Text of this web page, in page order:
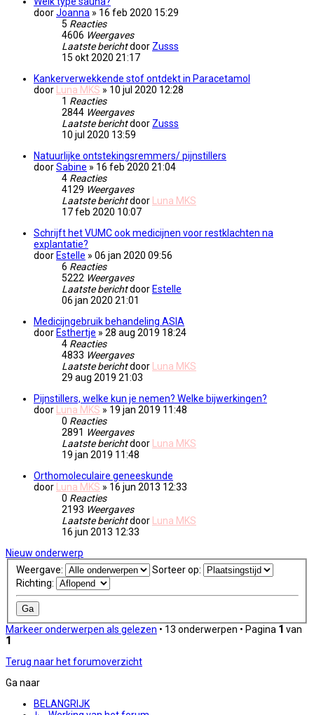
doorJoanna » 16 feb 2020 15:29
5 Reacties
4606 Weergaves
Laatste berichtdoor Zusss
15 okt 2020 21:17
Kankerverwekkende stof ontdekt in Paracetamol
door
Luna MKS » 10 jul 2020 12:28
1 Reacties
2844 Weergaves
Laatste berichtdoor Zusss
10 jul 2020 13:59
Natuurlijke ontstekingsremmers/ pijnstillers
doorSabine » 16 feb 2020 21:04
4 Reacties
4129 Weergaves
Laatste berichtdoor
Luna MKS
17 feb 2020 10:07
Schrijft het VUMC ook medicijnen voor restklachten na
explantatie?
door Estelle » 06 jan 2020 09:56
6 Reacties
5222 Weergaves
Laatste berichtdoor Estelle
06 jan 2020 21:01
Medicijngebruik behandeling ASIA
door Esthertje » 28 aug 2019 18:24
4 Reacties
4833 Weergaves
Laatste berichtdoor
Luna MKS
29 aug 2019 21:03
Pijnstillers, welke kun je nemen? Welke bijwerkingen?
door
Luna MKS » 19 jan 2019 11:48
0 Reacties
2891 Weergaves
Laatste berichtdoor
Luna MKS
19 jan 2019 11:48
Orthomoleculaire geneeskunde
door
Luna MKS » 16 jun 2013 12:33
0 Reacties
2193 Weergaves
Laatste berichtdoor
Luna MKS
16 jun 2013 12:33
Nieuw onderwerp
Weergave:
Sorteer op:
Richting:
Markeer onderwerpen als gelezen • 13 onderwerpen • Pagina 1 van
1
Terug naar het forumoverzicht
Ga naar
BELANGRIJK